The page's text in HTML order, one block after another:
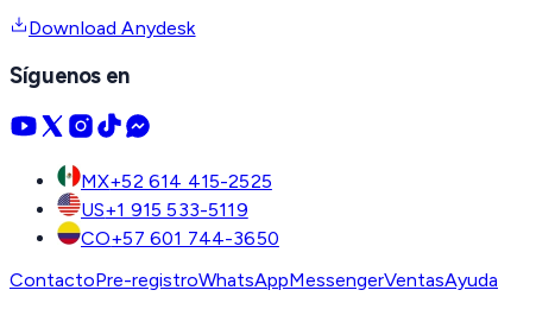
Download Anydesk
Síguenos en
MX+52 614 415-2525
US+1 915 533-5119
CO+57 601 744-3650
ContactoPre-registroWhatsAppMessengerVentasAyuda